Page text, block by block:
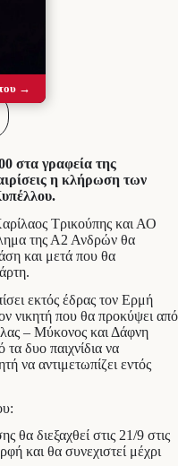
στα γραφεία της
η κλήρωση των
Τρικούπης και ΑΟ
της Α2 Ανδρών θα
και μετά που θα
εκτός έδρας τον Ερμή
νικητή που θα προκύψει από
– Μύκονος και Δάφνη
τα δυο παιχνίδια να
να αντιμετωπίζει εντός
θα διεξαχθεί στις 21/9 στις
και θα συνεχιστεί μέχρι
→